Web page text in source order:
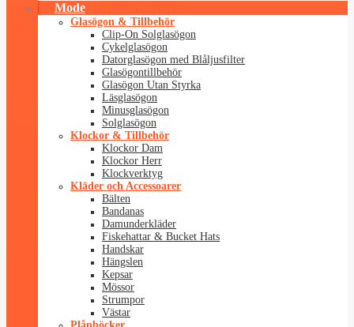
Mode
Glasögon & Tillbehör
Clip-On Solglasögon
Cykelglasögon
Datorglasögon med Blåljusfilter
Glasögontillbehör
Glasögon Utan Styrka
Läsglasögon
Minusglasögon
Solglasögon
Klockor & Tillbehör
Klockor Dam
Klockor Herr
Klockverktyg
Kläder och Accessoarer
Bälten
Bandanas
Damunderkläder
Fiskehattar & Bucket Hats
Handskar
Hängslen
Kepsar
Mössor
Strumpor
Västar